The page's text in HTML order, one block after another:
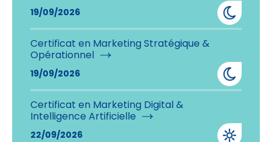
19/09/2026
Certificat en Marketing Stratégique &
Opérationnel
19/09/2026
Certificat en Marketing Digital &
Intelligence Artificielle
22/09/2026